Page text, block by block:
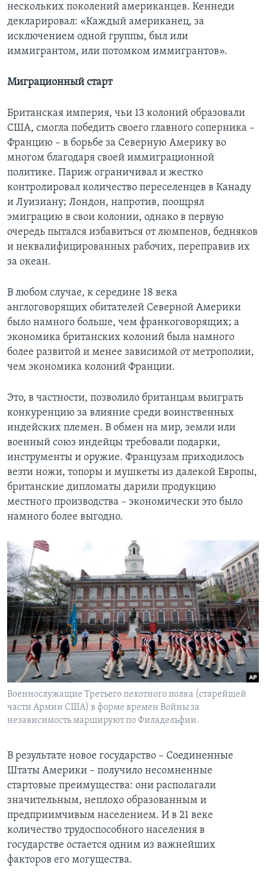
нескольких поколений американцев. Кеннеди
декларировал: «Каждый американец, за
исключением одной группы, был или
иммигрантом, или потомком иммигрантов».
Миграционный старт
Британская империя, чьи 13 колоний образовали
США, смогла победить своего главного соперника –
Францию – в борьбе за Северную Америку во
многом благодаря своей иммиграционной
политике. Париж ограничивал и жестко
контролировал количество переселенцев в Канаду
и Луизиану; Лондон, напротив, поощрял
эмиграцию в свои колонии, однако в первую
очередь пытался избавиться от люмпенов, бедняков
и неквалифицированных рабочих, переправив их
за океан.
В любом случае, к середине 18 века
англоговорящих обитателей Северной Америки
было намного больше, чем франкоговорящих; а
экономика британских колоний была намного
более развитой и менее зависимой от метрополии,
чем экономика колоний Франции.
Это, в частности, позволило британцам выиграть
конкуренцию за влияние среди воинственных
индейских племен. В обмен на мир, земли или
военный союз индейцы требовали подарки,
инструменты и оружие. Французам приходилось
везти ножи, топоры и мушкеты из далекой Европы,
британские дипломаты дарили продукцию
местного производства – экономически это было
намного более выгодно.
Военнослужащие Третьего пехотного полка (старейшей
части Армии США) в форме времен Войны за
независимость маршируют по Филадельфии.
В результате новое государство – Соединенные
Штаты Америки – получило несомненные
стартовые преимущества: они располагали
значительным, неплохо образованным и
предприимчивым населением. И в 21 веке
количество трудоспособного населения в
государстве остается одним из важнейших
факторов его могущества.